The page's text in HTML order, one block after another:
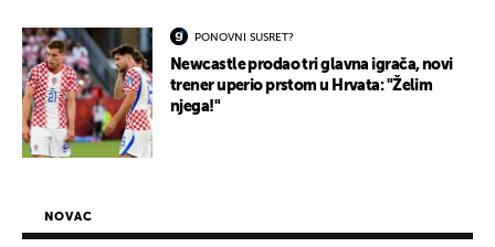
PONOVNI SUSRET?
Newcastle prodao tri glavna igrača, novi
trener uperio prstom u Hrvata: "Želim
njega!"
NOVAC